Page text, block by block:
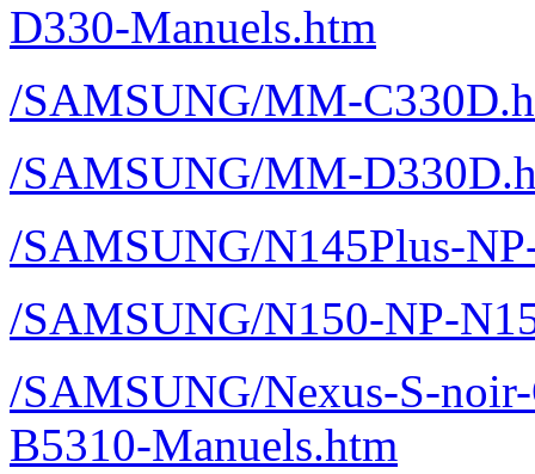
D330-Manuels.htm
/SAMSUNG/MM-
/SAMSUNG/MM-
/SAMSUNG/N145Plus-
/SAMSUNG/N150-NP-
/SAMSUNG/Nexus-S-
B5310-Manuels.htm